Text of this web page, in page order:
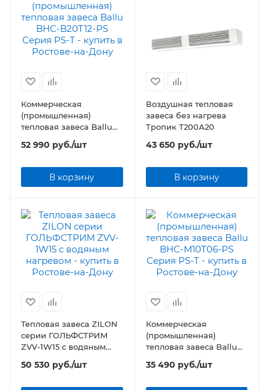
Коммерческая
(промышленная)
тепловая завеса Ballu
BHC-B20T12-PS Серия
PS-T
52 990 руб./шт
В корзину
Воздушная тепловая
завеса без нагрева
Тропик Т200А20
43 650 руб./шт
В корзину
Тепловая завеса ZILON
серии ГОЛЬФСТРИМ
ZVV-1W15 с водяным
50 530 руб./шт
Коммерческая
(промышленная)
тепловая завеса Ballu
BHC-M10T06-PS Серия
PS-T
35 490 руб./шт